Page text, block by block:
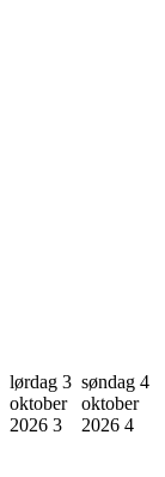
lørdag 3
oktober
2026 3
søndag 4
oktober
2026 4